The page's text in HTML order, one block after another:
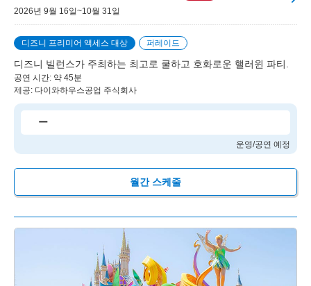
2026년 9월 16일~10월 31일
디즈니 프리미어 액세스 대상 퍼레이드
디즈니 빌런스가 주최하는 최고로 쿨하고 호화로운 핼러윈 파티.
공연 시간: 약 45분
제공: 다이와하우스공업 주식회사
ー
운영/공연 예정
월간 스케줄